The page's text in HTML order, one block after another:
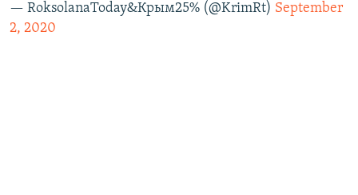
— RoksolanaToday&Крым25% (@KrimRt) September
2, 2020